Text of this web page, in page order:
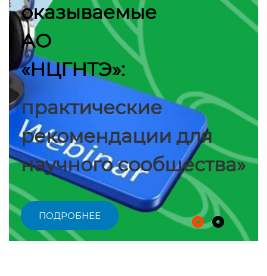
оказываемые
АО
«НЦГНТЭ»:
практические
рекомендации для
научного сообщества»
ПОДРОБНЕЕ